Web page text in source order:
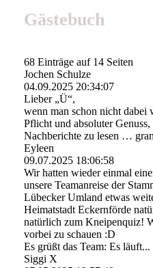
Gästebuch
68 Einträge auf 14 Seiten
Jochen Schulze
04.09.2025 20:34:07
Lieber „Ü“,
wenn man schon nicht dabei
Pflicht und absoluter
Nachberichte zu lesen …
Eyleen
09.07.2025 18:06:58
Wir hatten wieder einmal
unsere Teamanreise der
Lübecker Umland etwas
Heimatstadt Eckernförde
natürlich zum Kneipenquiz!
vorbei zu schauen :D
Es grüßt das Team: Es
Siggi X